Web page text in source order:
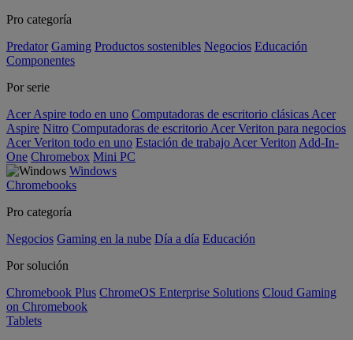
Pro categoría
Predator Gaming Productos sostenibles Negocios Educación
Componentes
Por serie
Acer Aspire todo en uno Computadoras de escritorio clásicas Acer
Aspire Nitro Computadoras de escritorio Acer Veriton para negocios
Acer Veriton todo en uno Estación de trabajo Acer Veriton Add-In-
One Chromebox Mini PC
Windows
Chromebooks
Pro categoría
Negocios Gaming en la nube Día a día Educación
Por solución
Chromebook Plus ChromeOS Enterprise Solutions Cloud Gaming
on Chromebook
Tablets